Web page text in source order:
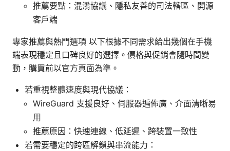
推薦要點：混淆協議、隱私友善的司法轄區、開源
客戶端
專家推薦與熱門選項 以下根據不同需求給出幾個在手機
端表現穩定且口碑良好的選擇。價格與促銷會隨時間變
動，購買前以官方頁面為準。
若重視整體速度與現代協議：
WireGuard 支援良好、伺服器遍佈廣、介面清晰易
用
推薦原因：快速連線、低延遲、跨裝置一致性
若需要穩定的跨區解鎖與串流能力：